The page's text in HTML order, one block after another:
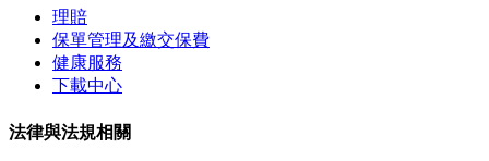
理賠
保單管理及繳交保費
健康服務
下載中心
法律與法規相關